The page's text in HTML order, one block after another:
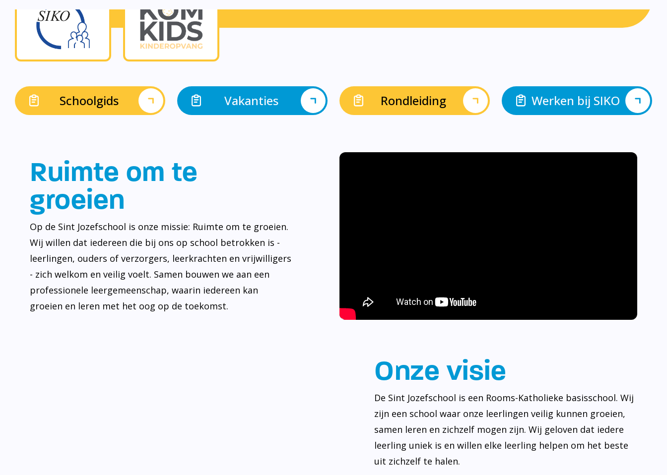
Schoolgids Vakanties Rondleiding Werken bij SIKO
Ruimte om te
groeien
Op de Sint Jozefschool is onze missie: Ruimte om te groeien.
Wij willen dat iedereen die bij ons op school betrokken is -
leerlingen, ouders of verzorgers, leerkrachten en vrijwilligers
- zich welkom en veilig voelt. Samen bouwen we aan een
professionele leergemeenschap, waarin iedereen kan
groeien en leren met het oog op de toekomst.
Onze visie
De Sint Jozefschool is een Rooms-Katholieke basisschool. Wij
zijn een school waar onze leerlingen veilig kunnen groeien,
samen leren en zichzelf mogen zijn. Wij geloven dat iedere
leerling uniek is en willen elke leerling helpen om het beste
uit zichzelf te halen.